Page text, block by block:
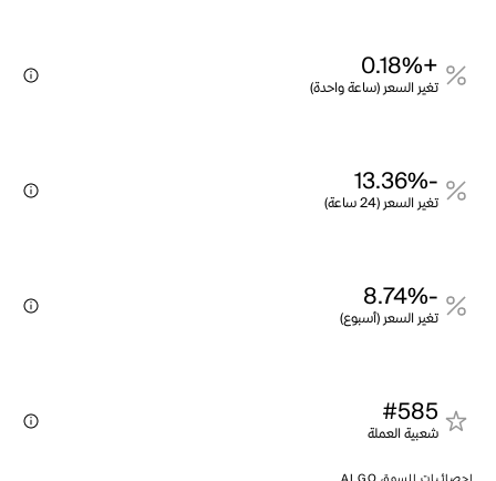
+0.18%
تغير السعر (ساعة واحدة)
-13.36%
تغير السعر (24 ساعة)
-8.74%
تغير السعر (أسبوع)
#585
شعبية العملة